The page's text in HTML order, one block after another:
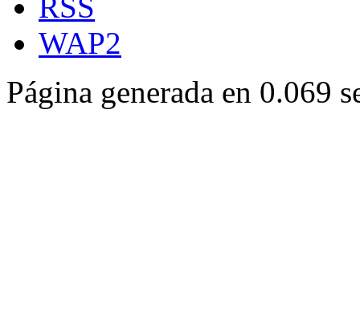
WAP2
Página generada en 0.069